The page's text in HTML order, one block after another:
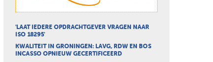
'LAAT IEDERE OPDRACHTGEVER VRAGEN NAAR
ISO 18295'
KWALITEIT IN GRONINGEN: LAVG, RDW EN BOS
INCASSO OPNIEUW GECERTIFICEERD